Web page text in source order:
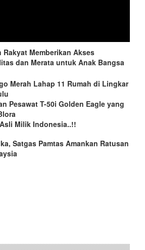
Memberikan Akses
dan Merata untuk Anak Bangsa
Merah Lahap 11 Rumah di Lingkar
Pesawat T-50i Golden Eagle yang
Milik Indonesia..!!
Satgas Pamtas Amankan Ratusan